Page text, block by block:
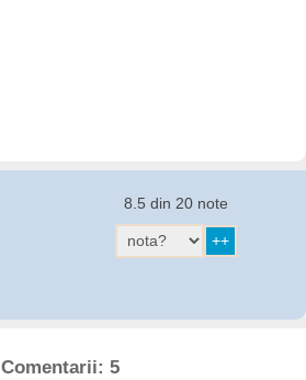
8.5 din 20 note
Comentarii: 5